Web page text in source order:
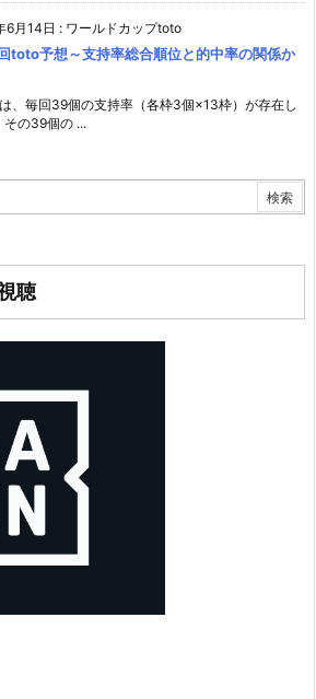
6月14日 : ワールドカップtoto
toto予想～支持率総合順位と的中率の関係か
、毎回39個の支持率（各枠3個×13枠）が存在し
その39個の ...
聴